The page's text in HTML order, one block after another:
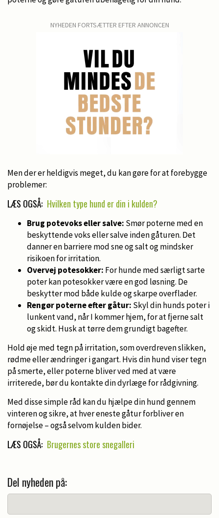
NYHEDEN FORTSÆTTER EFTER ANNONCEN
Men der er heldigvis meget, du kan gøre for at forebygge
problemer:
LÆS OGSÅ: Hvilken type hund er din i kulden?
Brug potevoks eller salve: Smør poterne med en
beskyttende voks eller salve inden gåturen. Det
danner en barriere mod sne og salt og mindsker
risikoen for irritation.
Overvej potesokker: For hunde med særligt sarte
poter kan potesokker være en god løsning. De
beskytter mod både kulde og skarpe overflader.
Rengør poterne efter gåtur: Skyl din hunds poter i
lunkent vand, når I kommer hjem, for at fjerne salt
og skidt. Husk at tørre dem grundigt bagefter.
Hold øje med tegn på irritation, som overdreven slikken,
rødme eller ændringer i gangart. Hvis din hund viser tegn
på smerte, eller poterne bliver ved med at være
irriterede, bør du kontakte din dyrlæge for rådgivning.
Med disse simple råd kan du hjælpe din hund gennem
vinteren og sikre, at hver eneste gåtur forbliver en
fornøjelse – også selvom kulden bider.
LÆS OGSÅ: Brugernes store snegalleri
Del nyheden på: